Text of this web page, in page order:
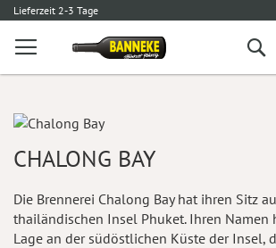
Lieferzeit 2-3 Tage
CHALONG BAY
Die Brennerei Chalong Bay hat ihren Sitz
thailändischen Insel Phuket. Ihren Namen
Lage an der südöstlichen Küste der Insel,